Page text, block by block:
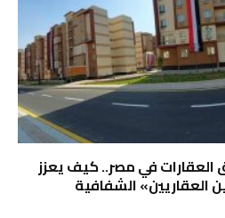
في مصر.. كيف يعزز
العقاريين» الشفافية